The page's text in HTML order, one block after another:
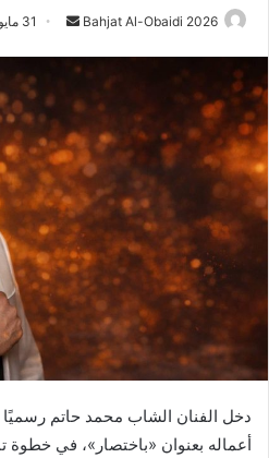
Bahjat Al-Obaidi 2026
أرسل
إلكترونيا
31 مايو، 2026
دخل الفنان الشاب محمد حاتم رسميًا
أعماله بعنوان «باختصار»، في خطوة